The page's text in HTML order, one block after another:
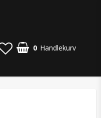
0 Handlekurv